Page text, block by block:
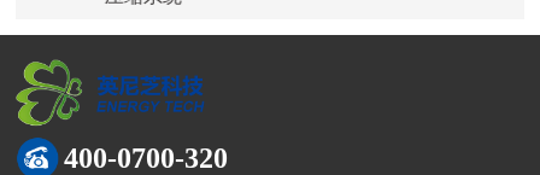
400-0700-320